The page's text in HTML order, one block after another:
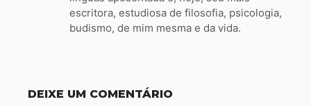
escritora, estudiosa de filosofia, psicologia,
budismo, de mim mesma e da vida.
DEIXE UM COMENTÁRIO